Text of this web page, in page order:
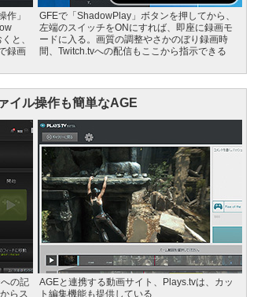
作」
と、
録画
GFEで「ShadowPlay」ボタンを押してから、
左端のスイッチをONにすれば、即座に録画モ
ードに入る。画質の調整やさかのぼり録画時
間、Twitch.tvへの配信もここから指示できる
イル操作も簡単なAGE
の記
らス
AGEと連携する動画サイト、Plays.tvは、カッ
ト編集機能も提供している